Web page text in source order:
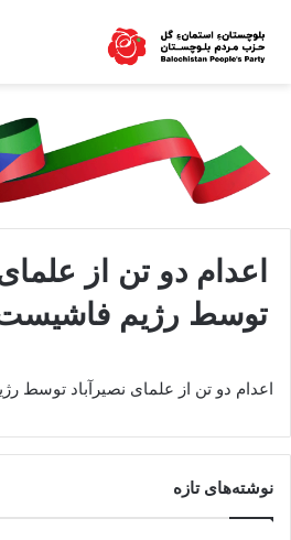
اعدام دو تن از
توسط رژیم
اعدام دو تن از علمای نصیرآباد توسط
نوشته‌های تازه